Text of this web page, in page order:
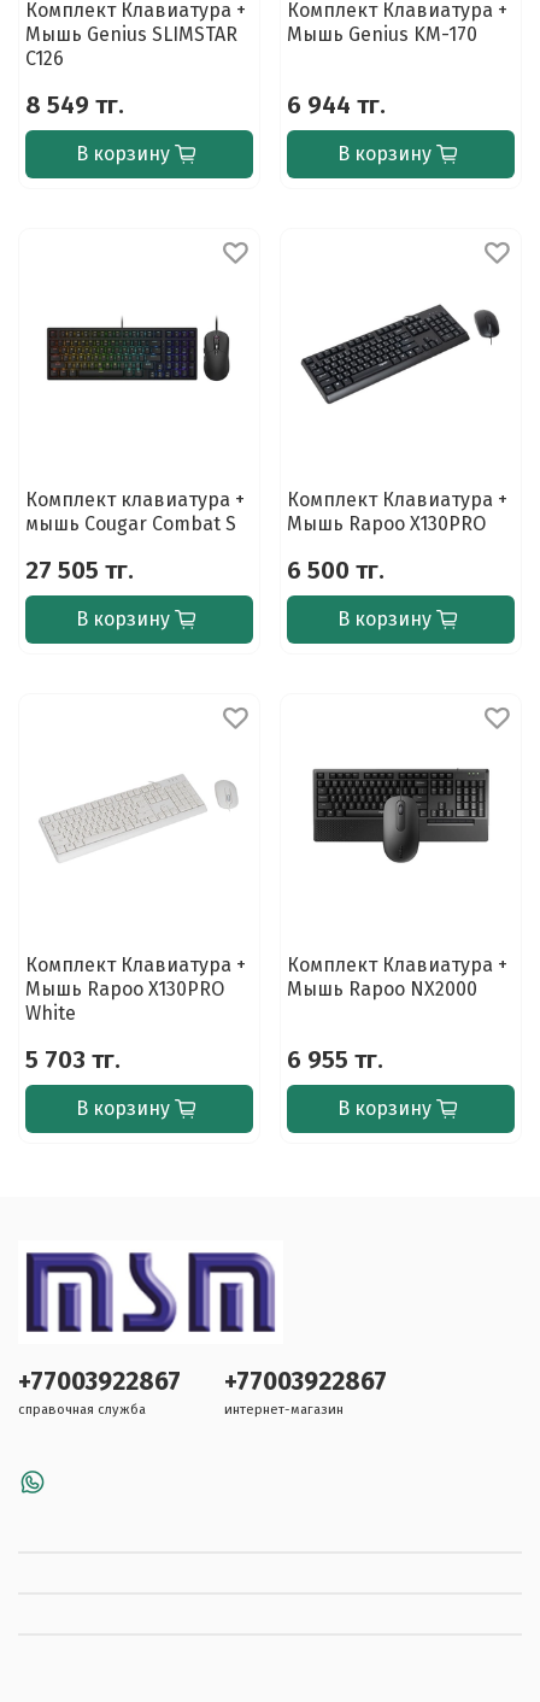
Комплект Клавиатура +
Мышь Genius SLIMSTAR
C126
8 549 тг.
В корзину
Комплект Клавиатура +
Мышь Genius KM-170
6 944 тг.
В корзину
Комплект клавиатура +
мышь Cougar Combat S
27 505 тг.
В корзину
Комплект Клавиатура +
Мышь Rapoo X130PRO
6 500 тг.
В корзину
Комплект Клавиатура +
Мышь Rapoo X130PRO
White
5 703 тг.
В корзину
Комплект Клавиатура +
Мышь Rapoo NX2000
6 955 тг.
В корзину
+77003922867
справочная служба
+77003922867
интернет-магазин